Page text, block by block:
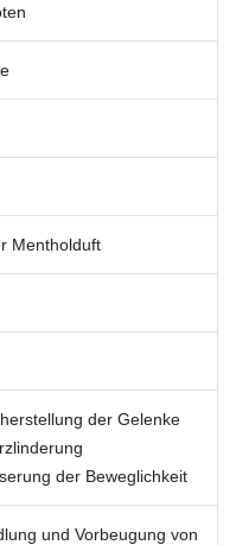
Mentholduft
der Gelenke
der Beweglichkeit
und Vorbeugung von